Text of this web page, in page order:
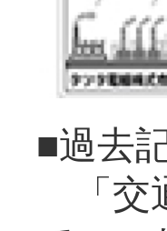
■過去
「交